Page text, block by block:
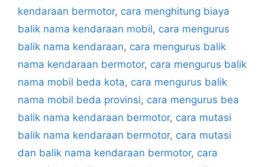
kendaraan bermotor, cara menghitung biaya
balik nama kendaraan mobil, cara mengurus
balik nama kendaraan, cara mengurus balik
nama kendaraan bermotor, cara mengurus balik
nama mobil beda kota, cara mengurus balik
nama mobil beda provinsi, cara mengurus bea
balik nama kendaraan bermotor, cara mutasi
balik nama kendaraan bermotor, cara mutasi
dan balik nama kendaraan bermotor, cara